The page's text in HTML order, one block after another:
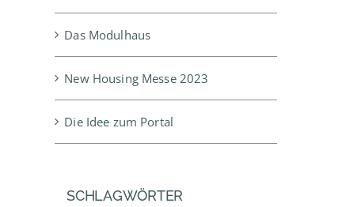
Das Modulhaus
New Housing Messe 2023
Die Idee zum Portal
SCHLAGWÖRTER